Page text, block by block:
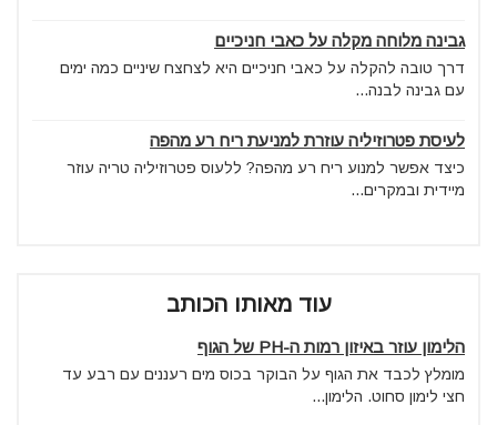
גבינה מלוחה מקלה על כאבי חניכיים
דרך טובה להקלה על כאבי חניכיים היא לצחצח שיניים כמה ימים
עם גבינה לבנה...
לעיסת פטרוזיליה עוזרת למניעת ריח רע מהפה
כיצד אפשר למנוע ריח רע מהפה? ללעוס פטרוזיליה טריה עוזר
מיידית ובמקרים...
עוד מאותו הכותב
הלימון עוזר באיזון רמות ה-PH של הגוף
מומלץ לכבד את הגוף על הבוקר בכוס מים רעננים עם רבע עד
חצי לימון סחוט. הלימון...